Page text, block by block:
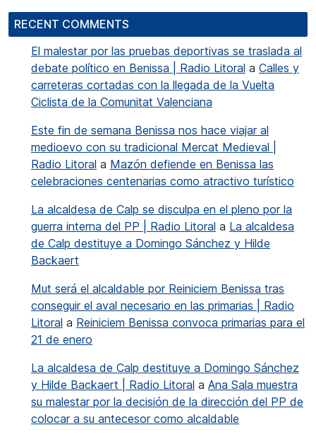
RECENT COMMENTS
El malestar por las pruebas deportivas se traslada al
debate político en Benissa | Radio Litoral a Calles y
carreteras cortadas con la llegada de la Vuelta
Ciclista de la Comunitat Valenciana
Este fin de semana Benissa nos hace viajar al
medioevo con su tradicional Mercat Medieval |
Radio Litoral a Mazón defiende en Benissa las
celebraciones centenarias como atractivo turístico
La alcaldesa de Calp se disculpa en el pleno por la
guerra interna del PP | Radio Litoral a La alcaldesa
de Calp destituye a Domingo Sánchez y Hilde
Backaert
Mut será el alcaldable por Reiniciem Benissa tras
conseguir el aval necesario en las primarias | Radio
Litoral a Reiniciem Benissa convoca primarias para el
21 de enero
La alcaldesa de Calp destituye a Domingo Sánchez
y Hilde Backaert | Radio Litoral a Ana Sala muestra
su malestar por la decisión de la dirección del PP de
colocar a su antecesor como alcaldable